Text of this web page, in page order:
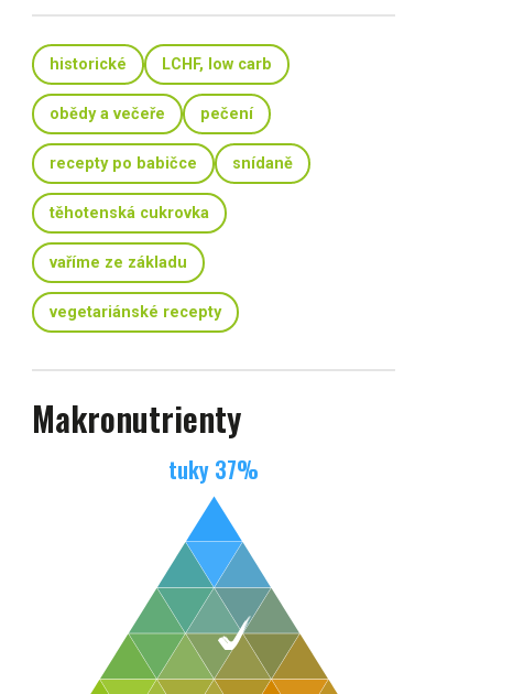
historické LCHF, low carb
obědy a večeře pečení
recepty po babičce snídaně
těhotenská cukrovka
vaříme ze základu
vegetariánské recepty
Makronutrienty
tuky 37%